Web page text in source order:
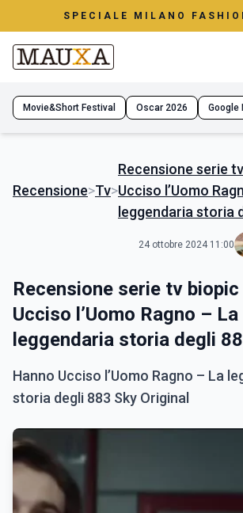
SPECIALE MILANO
Movie&Short Festival Oscar 2026 Google
Recensione>Tv>
Recensione serie
Ucciso l’Uomo
leggendaria storia
24 ottobre 2024 11:00
Recensione serie tv biopic
Ucciso l’Uomo Ragno – La
leggendaria storia degli
Hanno Ucciso l’Uomo Ragno – La
storia degli 883 Sky Original